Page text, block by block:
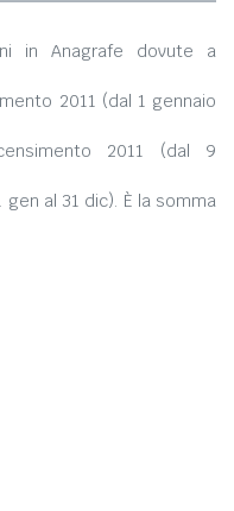
in Anagrafe dovute a
2011 (dal 1 gennaio
2011 (dal 9
al 31 dic). È la somma